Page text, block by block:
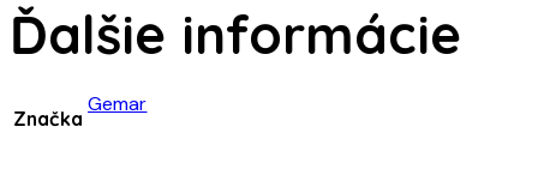
Ďalšie informácie
Značka
Gemar